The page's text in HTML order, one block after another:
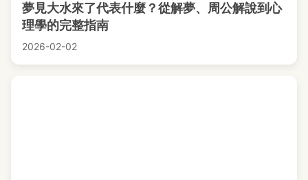
夢見大水來了代表什麼？從解夢、周公解說到心
理學的完整指南
2026-02-02